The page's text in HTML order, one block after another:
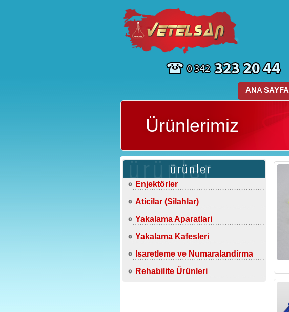
ANA SAYFA
Ürünlerimiz
Enjektörler
Aticilar (Silahlar)
Yakalama Aparatlari
Yakalama Kafesleri
Isaretleme ve Numaralandirma
Rehabilite Ürünleri